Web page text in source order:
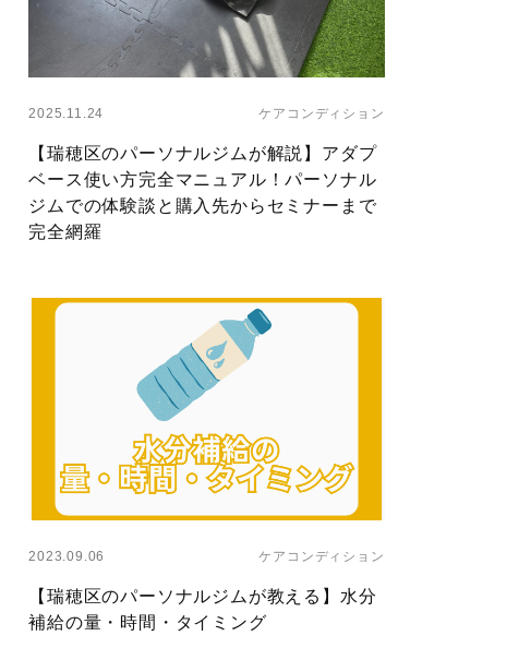
2025.11.24 ケアコンディション
【瑞穂区のパーソナルジムが解説】アダプ
ベース使い方完全マニュアル！パーソナル
ジムでの体験談と購入先からセミナーまで
完全網羅
Layer
2023.09.06 ケアコンディション
【瑞穂区のパーソナルジムが教える】水分
補給の量・時間・タイミング